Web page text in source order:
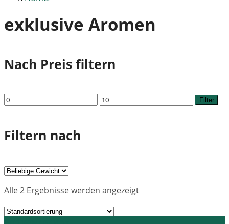
exklusive Aromen
Nach Preis filtern
Min.
Preis
Max.
Preis
Filter
Filtern nach
Alle 2 Ergebnisse werden angezeigt